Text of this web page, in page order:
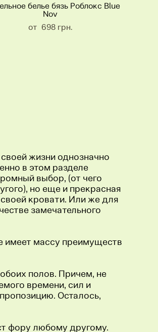
белье бязь Роблокс Blue
Nov
от 698 грн.
жизни однозначно
в этом разделе
выбор, (от чего
но еще и прекрасная
кровати. Или же для
замечательного
имеет массу преимуществ
полов. Причем, не
времени, сил и
Осталось,
фору любому другому.